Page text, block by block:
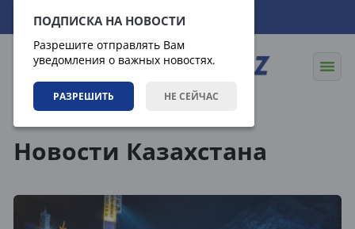
ПОДПИСКА НА НОВОСТИ
Разрешите отправлять Вам
уведомления о важных новостях.
РАЗРЕШИТЬ НЕ СЕЙЧАС
07.08.2026 08:45:08
Новости Казахстана